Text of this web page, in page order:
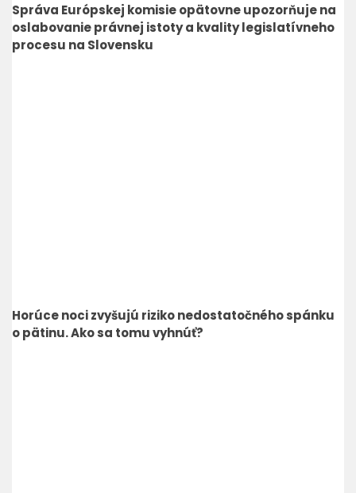
Správa Európskej komisie opätovne upozorňuje na
oslabovanie právnej istoty a kvality legislatívneho
procesu na Slovensku
Horúce noci zvyšujú riziko nedostatočného spánku
o pätinu. Ako sa tomu vyhnúť?